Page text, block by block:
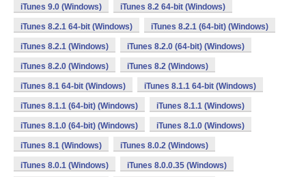
iTunes 9.0 (Windows) iTunes 8.2 64-bit (Windows)
iTunes 8.2.1 64-bit (Windows) iTunes 8.2.1 (64-bit) (Windows)
iTunes 8.2.1 (Windows) iTunes 8.2.0 (64-bit) (Windows)
iTunes 8.2.0 (Windows) iTunes 8.2 (Windows)
iTunes 8.1 64-bit (Windows) iTunes 8.1.1 64-bit (Windows)
iTunes 8.1.1 (64-bit) (Windows) iTunes 8.1.1 (Windows)
iTunes 8.1.0 (64-bit) (Windows) iTunes 8.1.0 (Windows)
iTunes 8.1 (Windows) iTunes 8.0.2 (Windows)
iTunes 8.0.1 (Windows) iTunes 8.0.0.35 (Windows)